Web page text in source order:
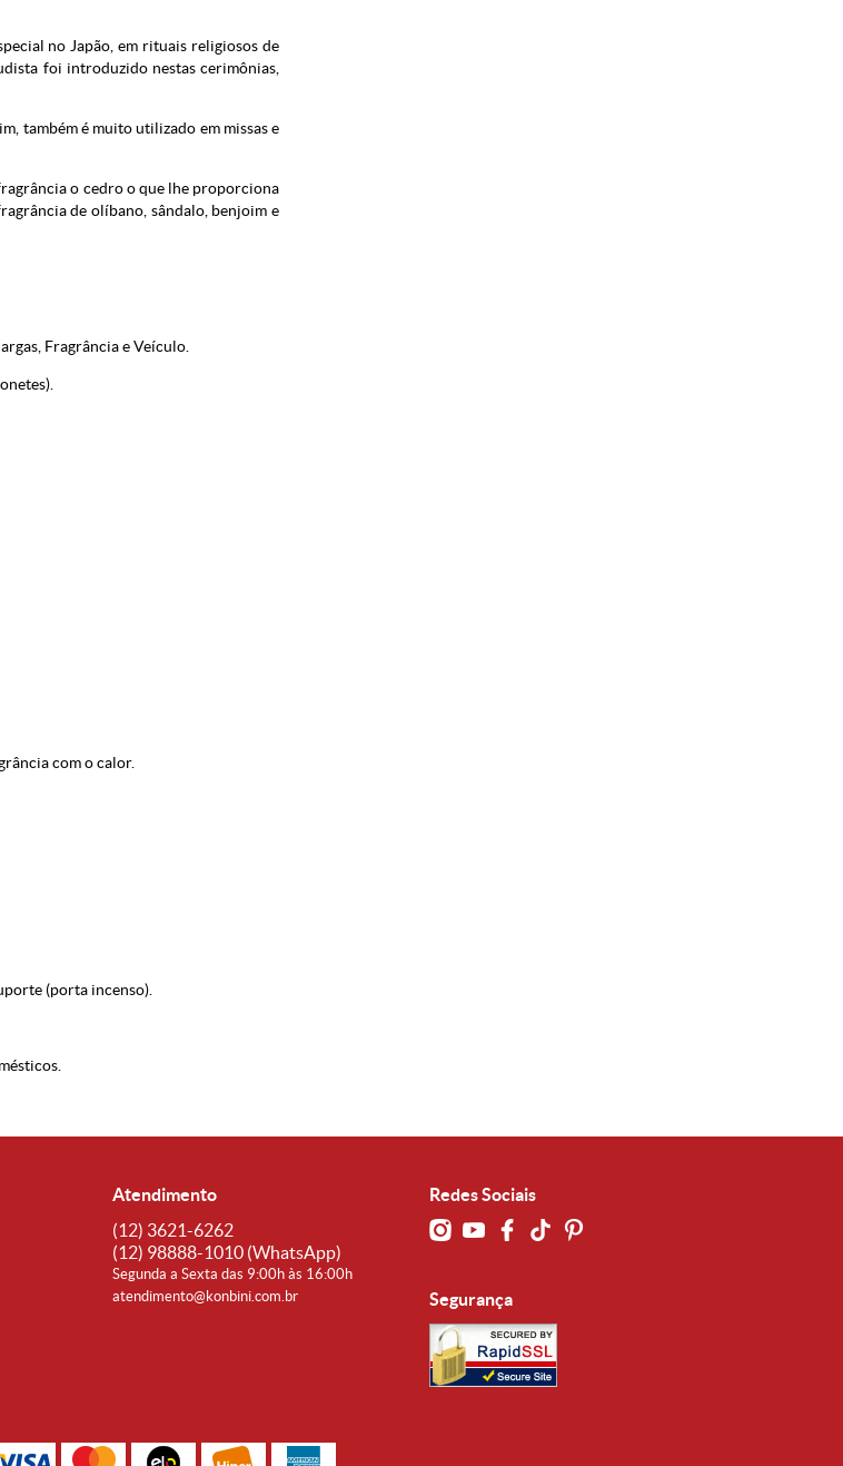
no Japão, em rituais religiosos de
foi introduzido nestas cerimônias,
também é muito utilizado em missas e
o cedro o que lhe proporciona
de olíbano, sândalo, benjoim e
Fragrância e Veículo.
com o calor.
(porta incenso).
Atendimento
(12) 3621-6262
(12) 98888-1010 (WhatsApp)
Segunda a Sexta das 9:00h às 16:00h
atendimento@konbini.com.br
Redes Sociais
Segurança